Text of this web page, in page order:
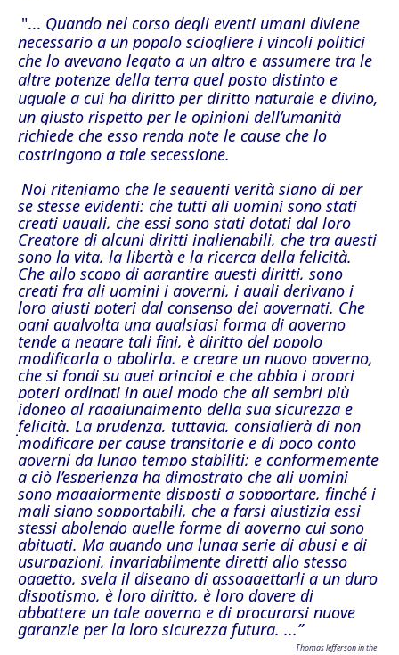
"... Quando nel corso degli eventi umani diviene
necessario a un popolo sciogliere i vincoli politici
che lo avevano legato a un altro e assumere tra le
altre potenze della terra quel posto distinto e
uguale a cui ha diritto per diritto naturale e divino,
un giusto rispetto per le opinioni dell’umanità
richiede che esso renda note le cause che lo
costringono a tale secessione.
Noi riteniamo che le seguenti verità siano di per
se stesse evidenti: che tutti gli uomini sono stati
creati uguali, che essi sono stati dotati dal loro
Creatore di alcuni diritti inalienabili, che tra questi
sono la vita, la libertà e la ricerca della felicità.
Che allo scopo di garantire questi diritti, sono
creati fra gli uomini i governi, i quali derivano i
loro giusti poteri dal consenso dei governati. Che
ogni qualvolta una qualsiasi forma di governo
tende a negare tali fini, è diritto del popolo
modificarla o abolirla, e creare un nuovo governo,
che si fondi su quei principi e che abbia i propri
poteri ordinati in quel modo che gli sembri più
idoneo al raggiungimento della sua sicurezza e
felicità. La prudenza, tuttavia, consiglierà di non
modificare per cause transitorie e di poco conto
governi da lungo tempo stabiliti; e conformemente
a ciò l’esperienza ha dimostrato che gli uomini
sono maggiormente disposti a sopportare, finché i
mali siano sopportabili, che a farsi giustizia essi
stessi abolendo quelle forme di governo cui sono
abituati. Ma quando una lunga serie di abusi e di
usurpazioni, invariabilmente diretti allo stesso
oggetto, svela il disegno di assoggettarli a un duro
dispotismo, è loro diritto, è loro dovere di
abbattere un tale governo e di procurarsi nuove
garanzie per la loro sicurezza futura. ...”
Thomas Jefferson in the